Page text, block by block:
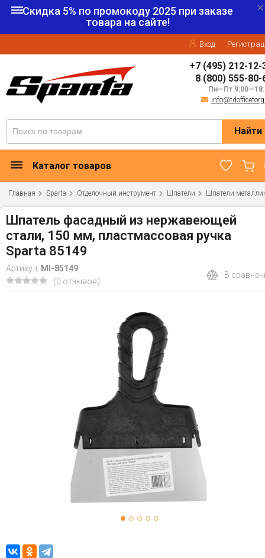
Скидка 5% по промокоду 2025 при заказе
товара на сайте!
Вход
+7 (495) 212-12-
8 (800) 555-80-
Пн—Пт
Найти
Каталог товаров
Главная Sparta Отделочный инструмент Шпатели Шпатели
Шпатель фасадный из нержавеющей
стали, 150 мм, пластмассовая ручка
Sparta 85149
Артикул: MI-85149
(0 отзывов)
В